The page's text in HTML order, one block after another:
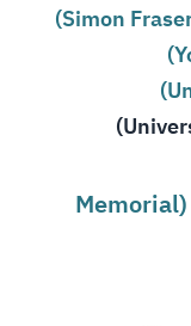
جامعة ميموريال في نيوفاوندلاند (Memorial